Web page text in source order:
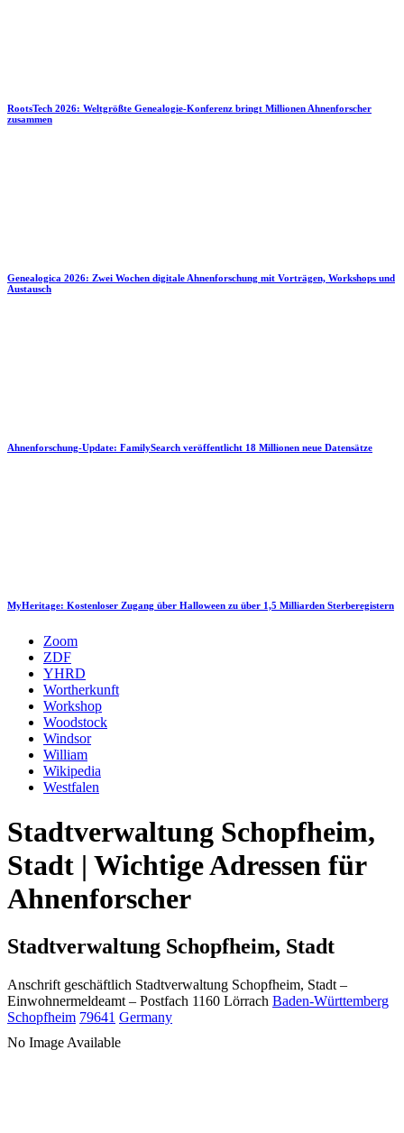
RootsTech 2026: Weltgrößte Genealogie-Konferenz bringt Millionen Ahnenforscher
zusammen
Genealogica 2026: Zwei Wochen digitale Ahnenforschung mit Vorträgen, Workshops und
Austausch
Ahnenforschung-Update: FamilySearch veröffentlicht 18 Millionen neue Datensätze
MyHeritage: Kostenloser Zugang über Halloween zu über 1,5 Milliarden Sterberegistern
Zoom
ZDF
YHRD
Wortherkunft
Workshop
Woodstock
Windsor
William
Wikipedia
Westfalen
Stadtverwaltung Schopfheim,
Stadt | Wichtige Adressen für
Ahnenforscher
Stadtverwaltung Schopfheim, Stadt
Anschrift geschäftlich Stadtverwaltung Schopfheim, Stadt –
Einwohnermeldeamt – Postfach 1160 Lörrach Baden-Württemberg
Schopfheim 79641 Germany
No Image Available